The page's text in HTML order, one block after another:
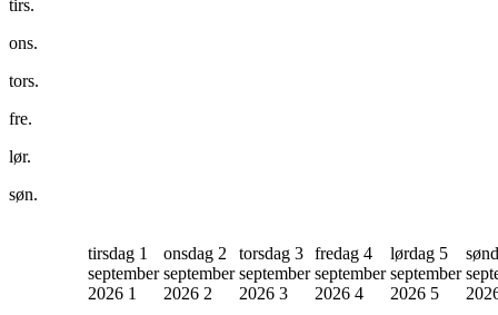
tirs.
ons.
tors.
fre.
lør.
søn.
tirsdag 1
september
2026 1
onsdag 2
september
2026 2
torsdag 3
september
2026 3
fredag 4
september
2026 4
lørdag 5
september
2026 5